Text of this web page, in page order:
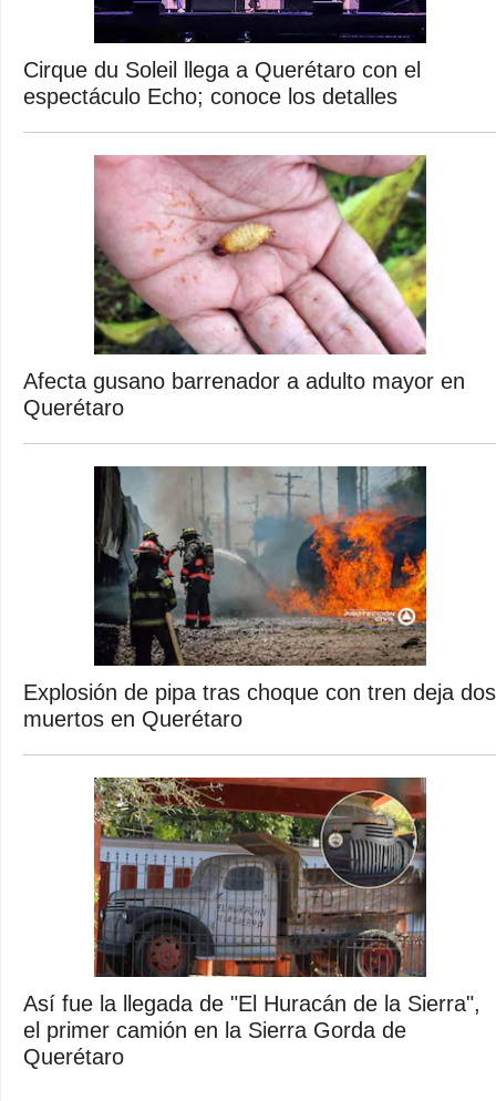
Cirque du Soleil llega a Querétaro con el
espectáculo Echo; conoce los detalles
Afecta gusano barrenador a adulto mayor en
Querétaro
Explosión de pipa tras choque con tren deja dos
muertos en Querétaro
Así fue la llegada de "El Huracán de la Sierra",
el primer camión en la Sierra Gorda de
Querétaro